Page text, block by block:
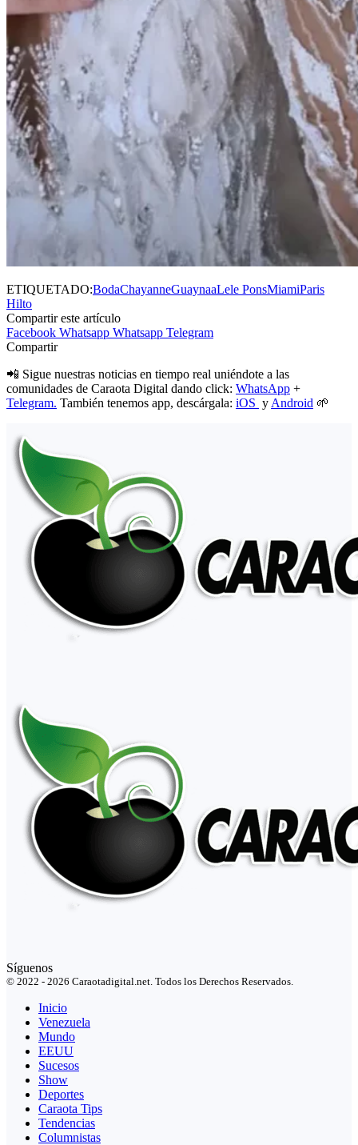
ETIQUETADO:BodaChayanneGuaynaaLele PonsMiamiParis
Hilto
Compartir este artículo
Facebook Whatsapp Whatsapp Telegram
Compartir
📲 Sigue nuestras noticias en tiempo real uniéndote a las
comunidades de Caraota Digital dando click: WhatsApp +
Telegram. También tenemos app, descárgala: iOS y Android 🌱
Síguenos
© 2022 - 2026 Caraotadigital.net. Todos los Derechos Reservados.
Inicio
Venezuela
Mundo
EEUU
Sucesos
Show
Deportes
Caraota Tips
Tendencias
Columnistas